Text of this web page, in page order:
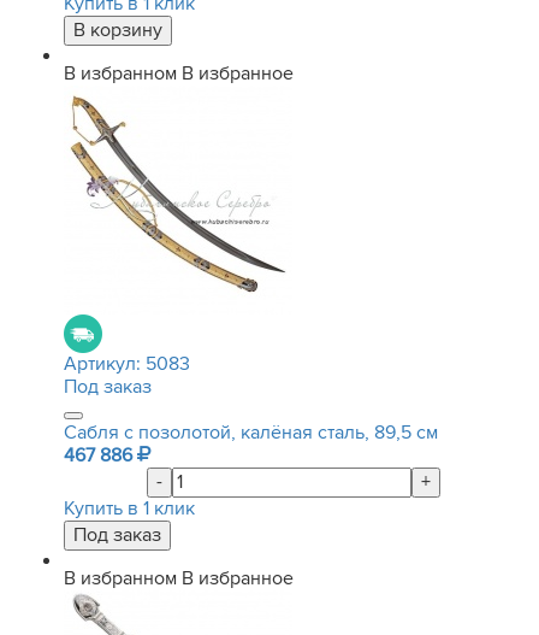
В избранном В избранное
Артикул: 5083
Под заказ
Сабля с позолотой, калёная сталь, 89,5 см
467 886
-
+
Купить в 1 клик
В избранном В избранное